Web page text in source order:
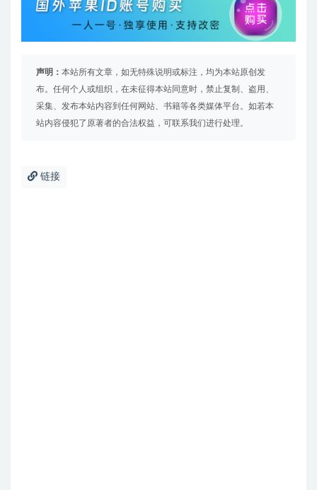
声明： 本站所有文章，如无特殊说明或标注，均为本站原创发
布。任何个人或组织，在未征得本站同意时，禁止复制、盗用、
采集、发布本站内容到任何网站、书籍等各类媒体平台。如若本
站内容侵犯了原著者的合法权益，可联系我们进行处理。
链接